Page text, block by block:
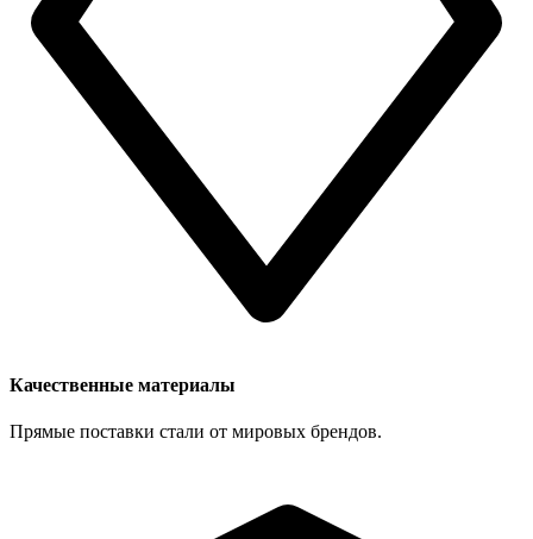
Качественные материалы
Прямые поставки стали от мировых брендов.